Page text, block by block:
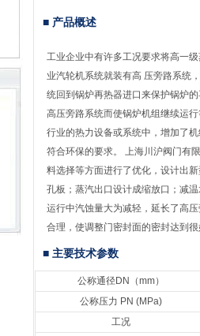
■ 产品概述
工业企业中有许多工况要求将高一
业汽轮机系统就装有高 压旁路系统
统回到锅炉再热器进口来保护锅炉
高压旁路系统而使锅炉机组继续运
行业的热力设备或系统中，增加了
符合环保的要求。 上海川沪阀门有
料选择等方面进行了优化，设计出
孔板；蒸汽出口设计成缩放口；减
运行中汽蚀量大为减轻，延长了高
合理，使调整门密封面的密封达到
■ 主要技术参数
公称通径DN（mm）
公称压力 PN (MPa)
工况